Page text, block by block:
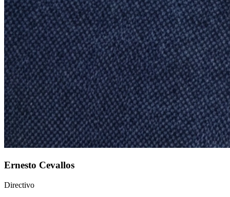
Ernesto Cevallos
Directivo